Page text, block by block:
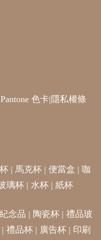
Pantone 色卡| 隱私權條
| 馬克杯 | 便當盒 | 咖
璃杯 | 水杯 | 紙杯
念品 | 陶瓷杯 | 禮品玻
| 禮品杯 | 廣告杯 | 印刷